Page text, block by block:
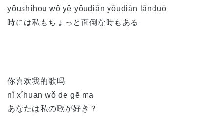
yǒushíhou wǒ yě yǒudiǎn yǒudiǎn lǎnduò
時には私もちょっと面倒な時もある
你喜欢我的歌吗
nǐ xǐhuan wǒ de gē ma
あなたは私の歌が好き？